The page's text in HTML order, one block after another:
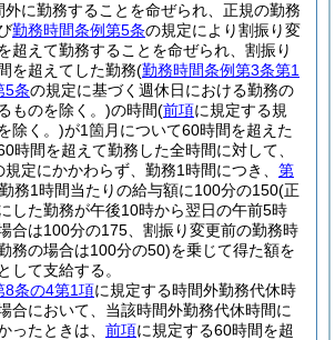
外に勤務することを命ぜられ、正規の勤務
勤務時間条例第5条の規定により割振り変
超えて勤務することを命ぜられ、割振り
を超えてした勤務(勤務時間条例第3条第1
5条の規定に基づく週休日における勤務の
ものを除く。)の時間(前項に規定する規
除く。)が1箇月について60時間を超えた
時間を超えて勤務した全時間に対して、
規定にかかわらず、勤務1時間につき、 第
務1時間当たりの給与額に100分の150(正
した勤務が午後10時から翌日の午前5時
合は100分の175、割振り変更前の勤務時
務の場合は100分の50)を乗じて得た額を
して支給する。
8条の4第1項に規定する時間外勤務代休時
合において、当該時間外勤務代休時間に
ったときは、 前項に規定する60時間を超